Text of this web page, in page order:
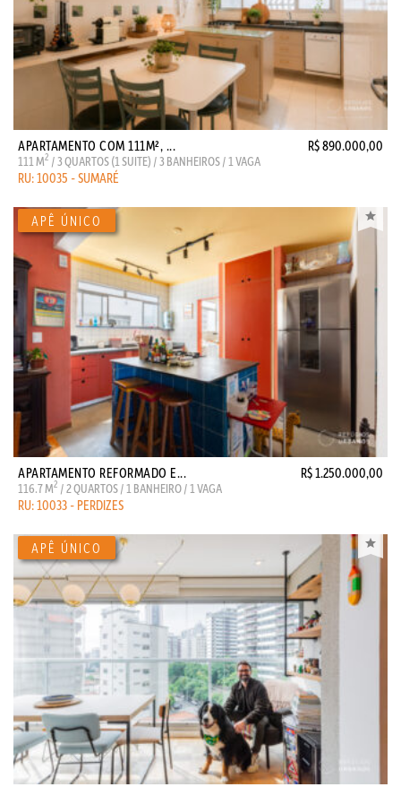
APARTAMENTO COM 111M², ... R$ 890.000,00
111 M2 / 3 QUARTOS (1 SUITE) / 3 BANHEIROS / 1 VAGA
RU: 10035 - SUMARÉ
APARTAMENTO REFORMADO E... R$ 1.250.000,00
116.7 M2 / 2 QUARTOS / 1 BANHEIRO / 1 VAGA
RU: 10033 - PERDIZES